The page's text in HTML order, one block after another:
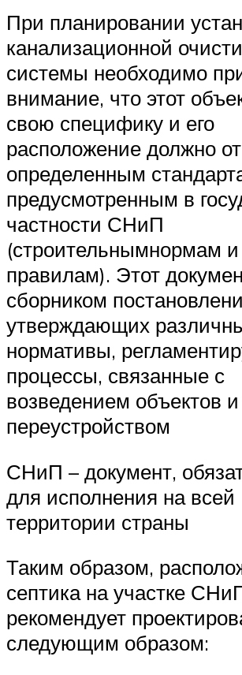
При планировании
канализационной
системы необходимо
внимание, что этот
свою специфику и его
расположение должно
определенным
предусмотренным в
частности СНиП
(строительнымнормам и
правилам). Этот
сборником
утверждающих
нормативы,
процессы, связанные с
возведением объектов
переустройством
СНиП – документ,
для исполнения на всей
территории страны
Таким образом,
септика на участке
рекомендует
следующим образом: